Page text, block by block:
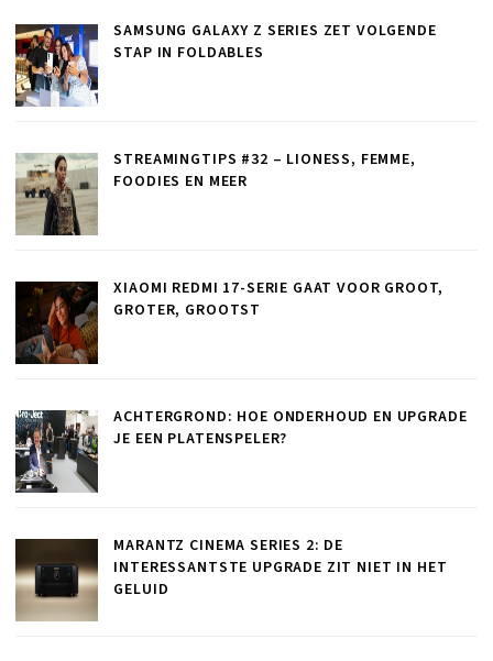
SAMSUNG GALAXY Z SERIES ZET VOLGENDE
STAP IN FOLDABLES
STREAMINGTIPS #32 – LIONESS, FEMME,
FOODIES EN MEER
XIAOMI REDMI 17-SERIE GAAT VOOR GROOT,
GROTER, GROOTST
ACHTERGROND: HOE ONDERHOUD EN UPGRADE
JE EEN PLATENSPELER?
MARANTZ CINEMA SERIES 2: DE
INTERESSANTSTE UPGRADE ZIT NIET IN HET
GELUID